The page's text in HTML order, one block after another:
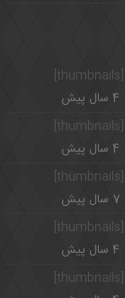
[thumbnails]
4 سال پیش
4 سال پیش
[thumbnails]
7 سال پیش
4 سال پیش